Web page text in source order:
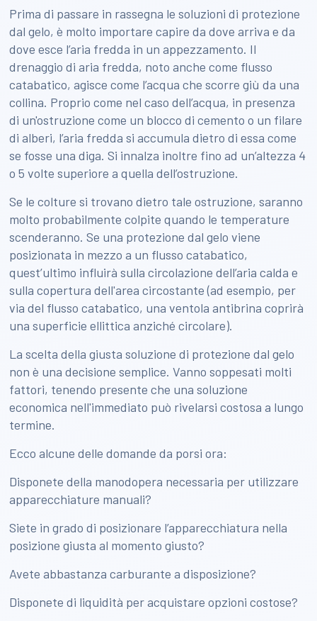
Prima di passare in rassegna le soluzioni di protezione
dal gelo, è molto importare capire da dove arriva e da
dove esce l’aria fredda in un appezzamento. Il
drenaggio di aria fredda, noto anche come flusso
catabatico, agisce come l’acqua che scorre giù da una
collina. Proprio come nel caso dell’acqua, in presenza
di un'ostruzione come un blocco di cemento o un filare
di alberi, l’aria fredda si accumula dietro di essa come
se fosse una diga. Si innalza inoltre fino ad un’altezza 4
o 5 volte superiore a quella dell’ostruzione.
Se le colture si trovano dietro tale ostruzione, saranno
molto probabilmente colpite quando le temperature
scenderanno. Se una protezione dal gelo viene
posizionata in mezzo a un flusso catabatico,
quest’ultimo influirà sulla circolazione dell’aria calda e
sulla copertura dell'area circostante (ad esempio, per
via del flusso catabatico, una ventola antibrina coprirà
una superficie ellittica anziché circolare).
La scelta della giusta soluzione di protezione dal gelo
non è una decisione semplice. Vanno soppesati molti
fattori, tenendo presente che una soluzione
economica nell'immediato può rivelarsi costosa a lungo
termine.
Ecco alcune delle domande da porsi ora:
Disponete della manodopera necessaria per utilizzare
apparecchiature manuali?
Siete in grado di posizionare l’apparecchiatura nella
posizione giusta al momento giusto?
Avete abbastanza carburante a disposizione?
Disponete di liquidità per acquistare opzioni costose?